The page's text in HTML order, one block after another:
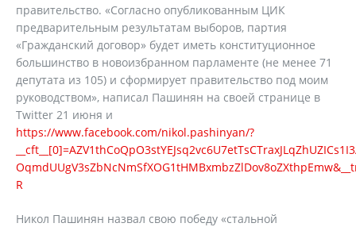
правительство. «Согласно опубликованным ЦИК
предварительным результатам выборов, партия
«Гражданский договор» будет иметь конституционное
большинство в новоизбранном парламенте (не менее 71
депутата из 105) и сформирует правительство под моим
руководством», написал Пашинян на своей странице в
Twitter 21 июня и
https://www.facebook.com/nikol.pashinyan/?
R
Никол Пашинян назвал свою победу «стальной